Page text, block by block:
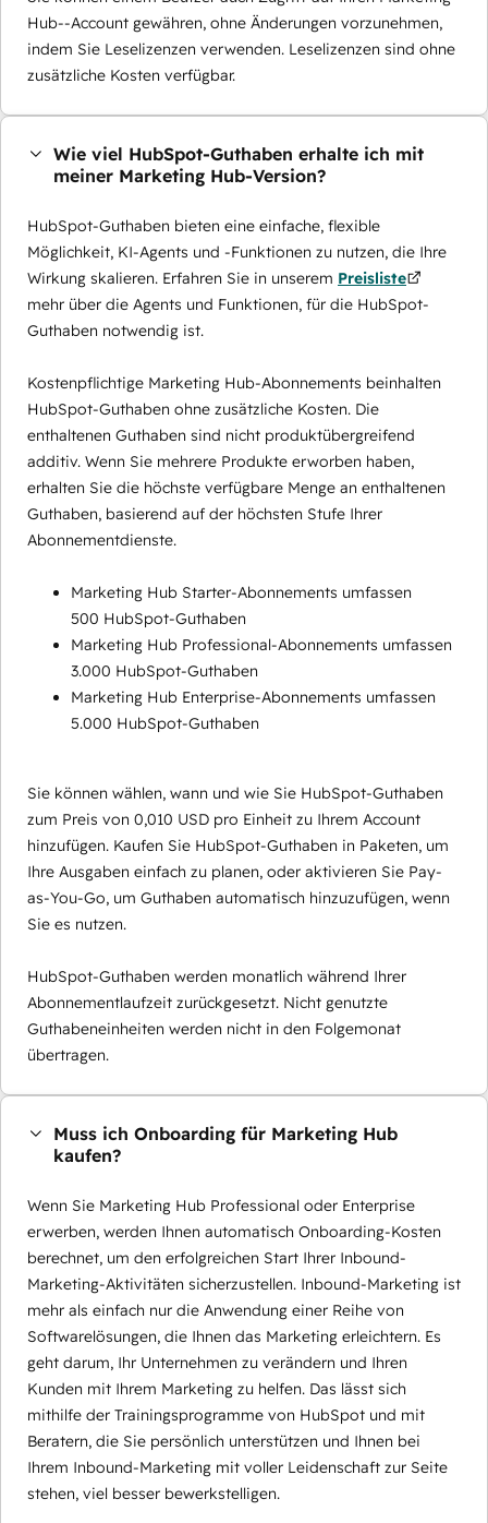
Hub--Account gewähren, ohne Änderungen vorzunehmen,
indem Sie Leselizenzen verwenden. Leselizenzen sind ohne
zusätzliche Kosten verfügbar.
Wie viel HubSpot-Guthaben erhalte ich mit
meiner Marketing Hub-Version?
HubSpot-Guthaben bieten eine einfache, flexible
Möglichkeit, KI-Agents und -Funktionen zu nutzen, die Ihre
Wirkung skalieren. Erfahren Sie in unserem Preisliste
mehr über die Agents und Funktionen, für die HubSpot-
Guthaben notwendig ist.
Kostenpflichtige Marketing Hub-Abonnements beinhalten
HubSpot-Guthaben ohne zusätzliche Kosten. Die
enthaltenen Guthaben sind nicht produktübergreifend
additiv. Wenn Sie mehrere Produkte erworben haben,
erhalten Sie die höchste verfügbare Menge an enthaltenen
Guthaben, basierend auf der höchsten Stufe Ihrer
Abonnementdienste.
Marketing Hub Starter-Abonnements umfassen
500 HubSpot-Guthaben
Marketing Hub Professional-Abonnements umfassen
3.000 HubSpot-Guthaben
Marketing Hub Enterprise-Abonnements umfassen
5.000 HubSpot-Guthaben
Sie können wählen, wann und wie Sie HubSpot-Guthaben
zum Preis von 0,010 USD pro Einheit zu Ihrem Account
hinzufügen. Kaufen Sie HubSpot-Guthaben in Paketen, um
Ihre Ausgaben einfach zu planen, oder aktivieren Sie Pay-
as-You-Go, um Guthaben automatisch hinzuzufügen, wenn
Sie es nutzen.
HubSpot-Guthaben werden monatlich während Ihrer
Abonnementlaufzeit zurückgesetzt. Nicht genutzte
Guthabeneinheiten werden nicht in den Folgemonat
übertragen.
Muss ich Onboarding für Marketing Hub
kaufen?
Wenn Sie Marketing Hub Professional oder Enterprise
erwerben, werden Ihnen automatisch Onboarding-Kosten
berechnet, um den erfolgreichen Start Ihrer Inbound-
Marketing-Aktivitäten sicherzustellen. Inbound-Marketing ist
mehr als einfach nur die Anwendung einer Reihe von
Softwarelösungen, die Ihnen das Marketing erleichtern. Es
geht darum, Ihr Unternehmen zu verändern und Ihren
Kunden mit Ihrem Marketing zu helfen. Das lässt sich
mithilfe der Trainingsprogramme von HubSpot und mit
Beratern, die Sie persönlich unterstützen und Ihnen bei
Ihrem Inbound-Marketing mit voller Leidenschaft zur Seite
stehen, viel besser bewerkstelligen.